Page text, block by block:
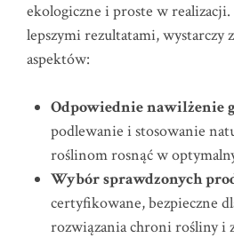
ekologiczne i proste w realizacji.
lepszymi rezultatami, wystarczy
aspektów:
Odpowiednie nawilżenie
podlewanie i stosowanie
roślinom rosnąć w
Wybór sprawdzonych
certyfikowane, bezpieczne
rozwiązania chroni rośliny i